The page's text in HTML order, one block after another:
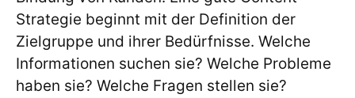
Strategie beginnt mit der Definition der
Zielgruppe und ihrer Bedürfnisse. Welche
Informationen suchen sie? Welche Probleme
haben sie? Welche Fragen stellen sie?